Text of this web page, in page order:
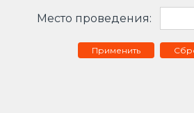
Место проведения: